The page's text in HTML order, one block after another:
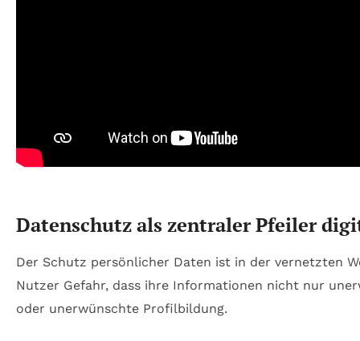
Datenschutz als zentraler Pfeiler
Der Schutz persönlicher Daten ist in der vernetzten
Nutzer Gefahr, dass ihre Informationen nicht nur
oder unerwünschte Profilbildung.